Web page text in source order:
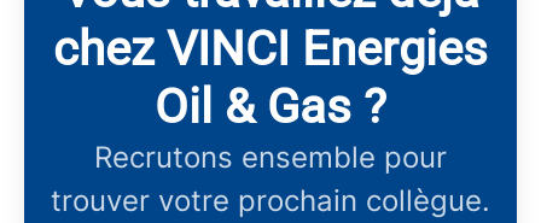
chez VINCI Energies
Oil & Gas ?
Recrutons ensemble pour
trouver votre prochain collègue.